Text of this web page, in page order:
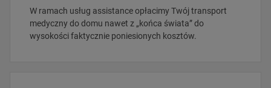
W ramach usług assistance opłacimy Twój transport
medyczny do domu nawet z „końca świata” do
wysokości faktycznie poniesionych kosztów.